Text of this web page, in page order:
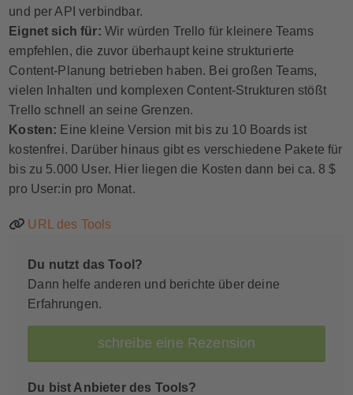
und per API verbindbar.
Eignet sich für: Wir würden Trello für kleinere Teams
empfehlen, die zuvor überhaupt keine strukturierte
Content-Planung betrieben haben. Bei großen Teams,
vielen Inhalten und komplexen Content-Strukturen stößt
Trello schnell an seine Grenzen.
Kosten: Eine kleine Version mit bis zu 10 Boards ist
kostenfrei. Darüber hinaus gibt es verschiedene Pakete für
bis zu 5.000 User. Hier liegen die Kosten dann bei ca. 8 $
pro User:in pro Monat.
URL des Tools
Du nutzt das Tool?
Dann helfe anderen und berichte über deine
Erfahrungen.
schreibe eine Rezension
Du bist Anbieter des Tools?